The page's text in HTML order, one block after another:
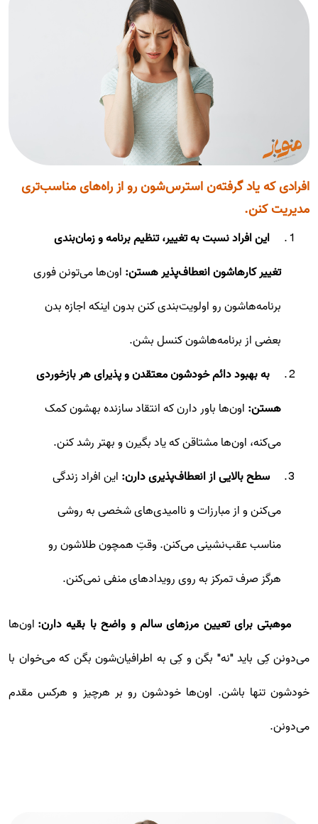
افرادی که یاد گرفته‌ن استرس‌شون رو از راه‌های مناسب‌تری
مدیریت کنن.
این افراد نسبت به تغییر، تنظیم برنامه و زمان‌بندی
تغییر کارها‌شون انعطاف‌پذیر هستن: اون‌ها می‌تونن فوری
برنامه‌هاشون رو اولویت‌بندی کنن بدون اینکه اجازه بدن
بعضی از برنامه‌هاشون کنسل بشن.
به بهبود دائم خودشون معتقدن و پذیرای هر بازخوردی
هستن: اون‌ها باور دارن که انتقاد سازنده بهشون کمک
می‌کنه، اون‌ها مشتاقن که یاد بگیرن و بهتر رشد کنن.
سطح بالایی از انعطاف‌پذیری دارن: این افراد زندگی
می‌کنن و از مبارزات و ناامیدی‌های شخصی به روشی
مناسب عقب‌نشینی می‌کنن. وقتِ همچون طلاشون رو
هرگز صرف تمرکز به روی رویدادهای منفی نمی‌کنن.
موهبتی برای تعیین مرزهای سالم و واضح با بقیه دارن: اون‌ها
می‌دونن کِی باید "نه" بگن و کِی به اطرافیان‌شون بگن که می‌خوان با
خودشون تنها باشن. اون‌ها خودشون رو بر هرچیز و هرکس مقدم
می‌دونن.